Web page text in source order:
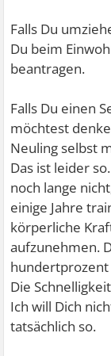
Falls Du
Du beim
beantragen.
Falls Du einen
möchtest
Neuling selbst
Das ist leider
noch lange
einige Jahre
körperliche
aufzunehmen.
hundertprozent
Die
Ich will Dich
tatsächlich so.